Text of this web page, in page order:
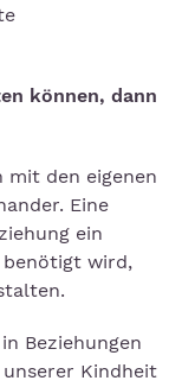
können, dann
mit den eigenen
Eine
ein
wird,
Beziehungen
unserer Kindheit